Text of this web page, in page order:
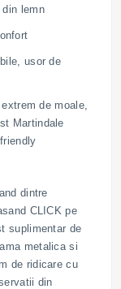
lemn
usor de
de moale,
Martindale
dintre
CLICK pe
suplimentar de
metalica si
de ridicare cu
din